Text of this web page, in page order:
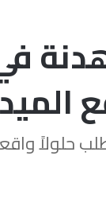
حلولاً